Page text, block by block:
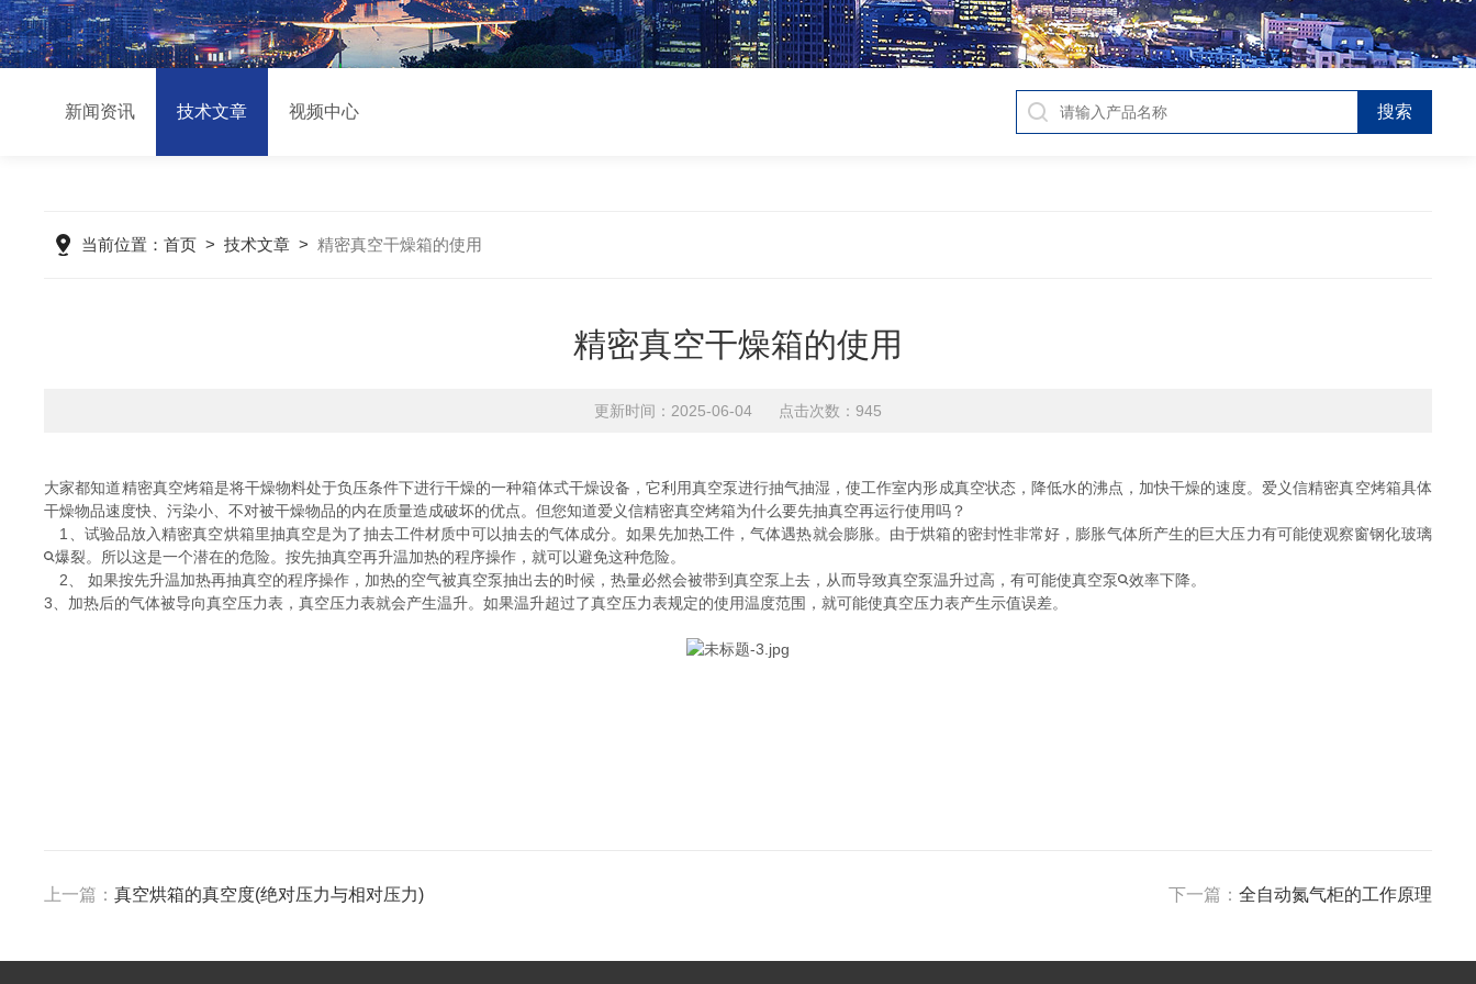
新闻资讯 技术文章 视频中心
当前位置：首页 >技术文章 >精密真空干燥箱的使用
精密真空干燥箱的使用
更新时间：2025-06-04 点击次数：945
大家都知道精密真空烤箱是将干燥物料处于负压条件下进行干燥的一种箱体式干燥设备，它利用真空泵进行抽气抽湿，使工作室内形成真空状态，降低水的沸点，加快干燥的速度。爱义信精密真空烤箱具体
干燥物品速度快、污染小、不对被干燥物品的内在质量造成破坏的优点。但您知道爱义信精密真空烤箱为什么要先抽真空再运行使用吗？
1、试验品放入精密真空烘箱里抽真空是为了抽去工件材质中可以抽去的气体成分。如果先加热工件，气体遇热就会膨胀。由于烘箱的密封性非常好，膨胀气体所产生的巨大压力有可能使观察窗钢化玻璃
爆裂。所以这是一个潜在的危险。按先抽真空再升温加热的程序操作，就可以避免这种危险。
2、 如果按先升温加热再抽真空的程序操作，加热的空气被真空泵抽出去的时候，热量必然会被带到真空泵上去，从而导致真空泵温升过高，有可能使真空泵
效率下降。
3、加热后的气体被导向真空压力表，真空压力表就会产生温升。如果温升超过了真空压力表规定的使用温度范围，就可能使真空压力表产生示值误差。
上一篇：真空烘箱的真空度(绝对压力与相对压力) 下一篇： 全自动氮气柜的工作原理